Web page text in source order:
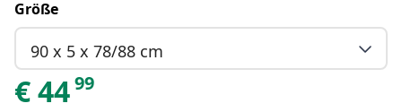
Größe
90 x 5 x 78/88 cm
€4499